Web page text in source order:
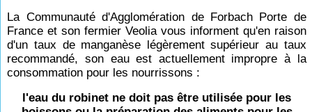
La Communauté d'Agglomération de Forbach Porte de
France et son fermier Veolia vous informent qu'en raison
d'un taux de manganèse légèrement supérieur au taux
recommandé, son eau est actuellement impropre à la
consommation pour les nourrissons :
l'eau du robinet ne doit pas être utilisée pour les